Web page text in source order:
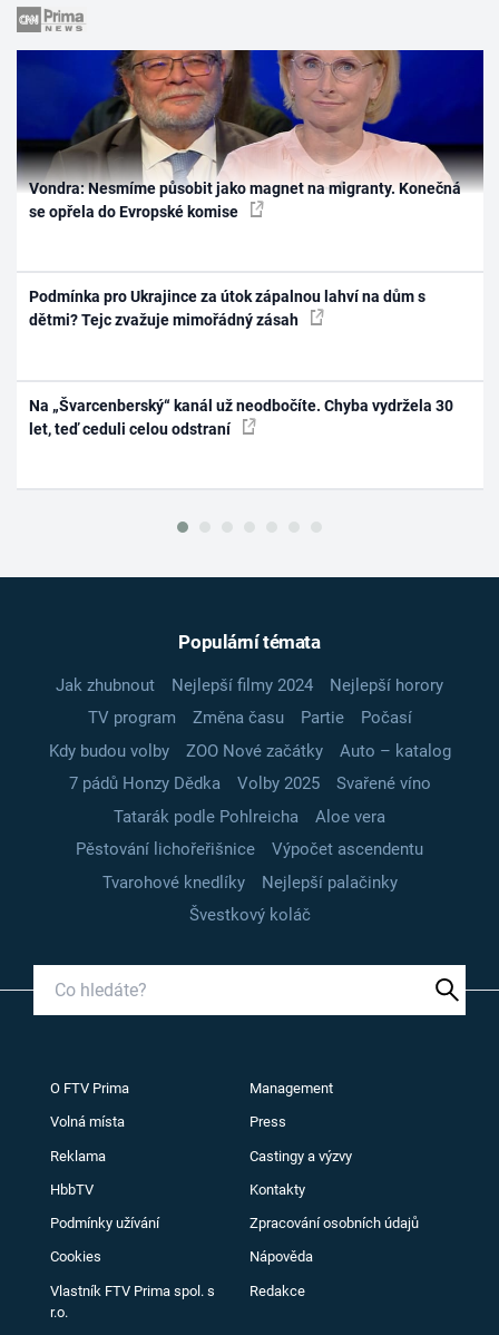
Vondra: Nesmíme působit jako magnet na migranty. Konečná
se opřela do Evropské komise
Podmínka pro Ukrajince za útok zápalnou lahví na dům s
dětmi? Tejc zvažuje mimořádný zásah
Na „Švarcenberský“ kanál už neodbočíte. Chyba vydržela 30
let, teď ceduli celou odstraní
Populární témata
Jak zhubnout Nejlepší filmy 2024
Nejlepší horory
TV program
Změna času Partie
Počasí
Kdy budou volby
ZOO Nové začátky
Auto – katalog
7 pádů Honzy Dědka
Volby 2025
Svařené víno
Tatarák podle Pohlreicha
Aloe vera
Pěstování lichořeřišnice
Výpočet ascendentu
Tvarohové knedlíky
Nejlepší palačinky
Švestkový koláč
O FTV Prima Management
Volná místa Press
Reklama Castingy a výzvy
HbbTV Kontakty
Podmínky užívání Zpracování osobních údajů
Cookies Nápověda
Vlastník FTV Prima spol. s
r.o.
Redakce